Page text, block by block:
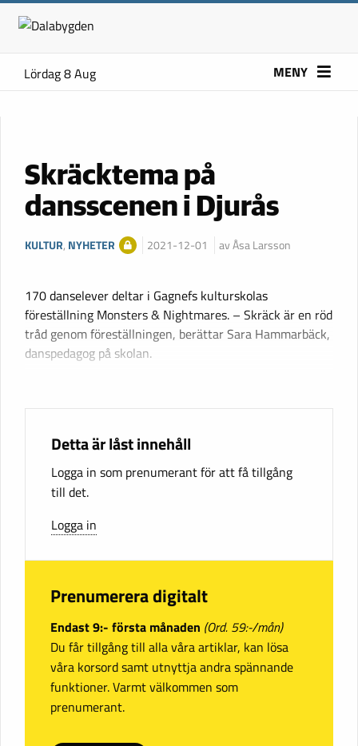
Lördag 8 Aug MENY
Skräcktema på
dansscenen i Djurås
KULTUR, NYHETER 2021-12-01 av Åsa Larsson
170 danselever deltar i Gagnefs kulturskolas
föreställning Monsters & Nightmares. – Skräck är en röd
tråd genom föreställningen, berättar Sara Hammarbäck,
danspedagog på skolan.
Detta är låst innehåll
Logga in som prenumerant för att få tillgång
till det.
Logga in
Prenumerera digitalt
Endast 9:- första månaden (Ord. 59:-/mån)
Du får tillgång till alla våra artiklar, kan lösa
våra korsord samt utnyttja andra spännande
funktioner. Varmt välkommen som
prenumerant.